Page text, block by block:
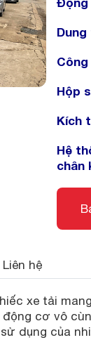
Dung
Công
Hộp
Kích
Hệ
chân
Liên hệ
xe tải
cơ vô
dụng của